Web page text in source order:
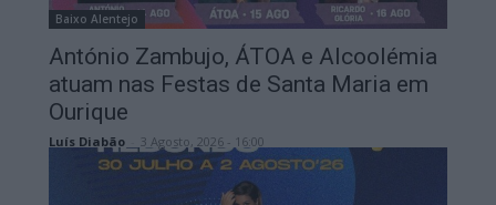
Baixo Alentejo
António Zambujo, ÁTOA e Alcoolémia
atuam nas Festas de Santa Maria em
Ourique
Luís Diabão 3 Agosto, 2026 - 16:00